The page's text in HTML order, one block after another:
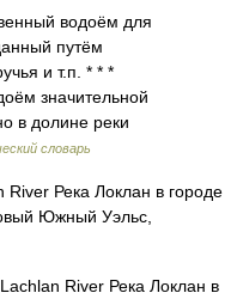
водоём для
путём
и т.п. * * *
значительной
в долине реки
словарь
Река Локлан в городе
Южный Уэльс,
River Река Локлан в